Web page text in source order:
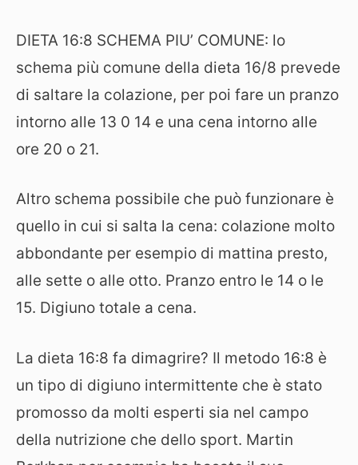
DIETA 16:8 SCHEMA PIU’ COMUNE: lo
schema più comune della dieta 16/8 prevede
di saltare la colazione, per poi fare un pranzo
intorno alle 13 0 14 e una cena intorno alle
ore 20 o 21.
Altro schema possibile che può funzionare è
quello in cui si salta la cena: colazione molto
abbondante per esempio di mattina presto,
alle sette o alle otto. Pranzo entro le 14 o le
15. Digiuno totale a cena.
La dieta 16:8 fa dimagrire? Il metodo 16:8 è
un tipo di digiuno intermittente che è stato
promosso da molti esperti sia nel campo
della nutrizione che dello sport. Martin